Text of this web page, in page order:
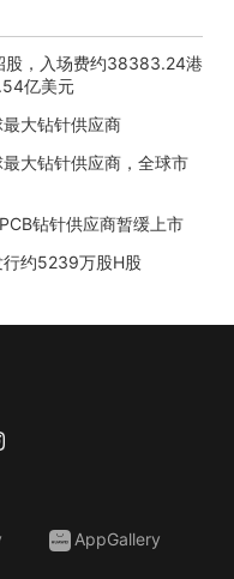
股，入场费约38383.24港
亿美元
大钻针供应商
大钻针供应商，全球市
钻针供应商暂缓上市
行约5239万股H股
AppGallery